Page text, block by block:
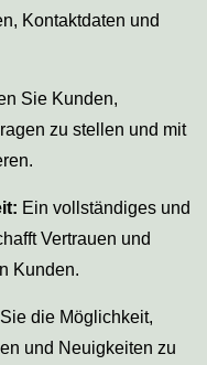
Kontaktdaten und
Sie Kunden,
zu stellen und mit
Ein vollständiges und
Vertrauen und
Kunden.
die Möglichkeit,
und Neuigkeiten zu